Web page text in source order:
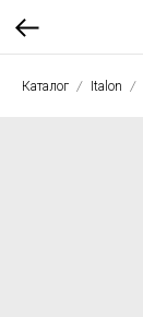
Каталог Italon